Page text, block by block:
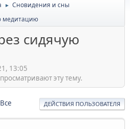
► Сновидения и сны
медитацию
сидячую
13:05
эту тему.
Все ДЕЙСТВИЯ ПОЛЬЗОВАТЕЛЯ